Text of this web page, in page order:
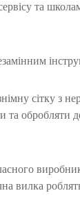
та
сітку з
та
вилка